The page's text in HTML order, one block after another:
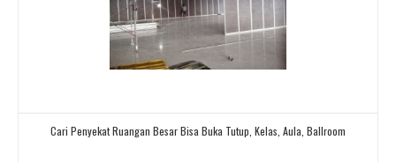
Cari Penyekat Ruangan Besar Bisa Buka Tutup, Kelas, Aula, Ballroom